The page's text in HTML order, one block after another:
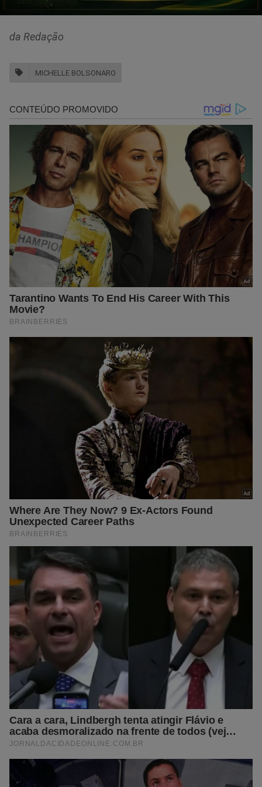
da Redação
MICHELLE BOLSONARO